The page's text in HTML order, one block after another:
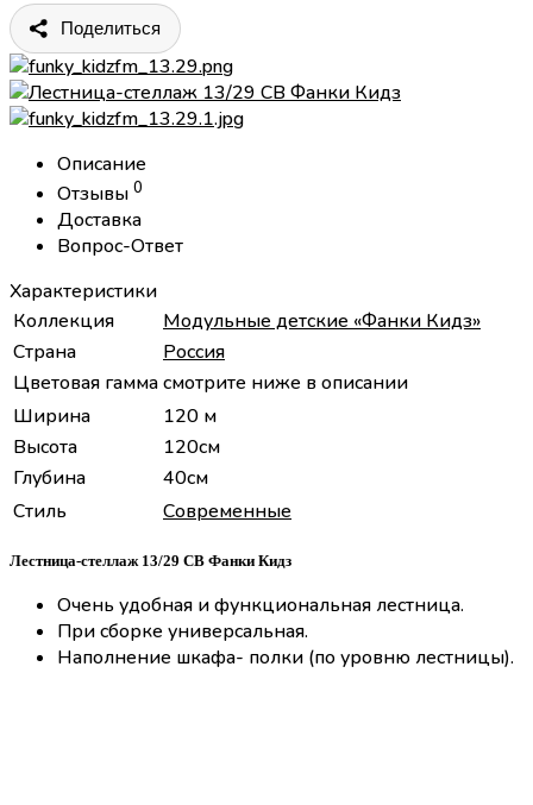
Поделиться
Описание
Отзывы 0
Доставка
Вопрос-Ответ
Характеристики
Коллекция
Модульные детские «Фанки Кидз»
Страна
Россия
Цветовая гаммасмотрите ниже в описании
Ширина
120 м
Высота
120см
Глубина
40см
Стиль
Современные
Лестница-стеллаж 13/29 СВ Фанки Кидз
Очень удобная и функциональная лестница.
При сборке универсальная.
Наполнение шкафа- полки (по уровню лестницы).